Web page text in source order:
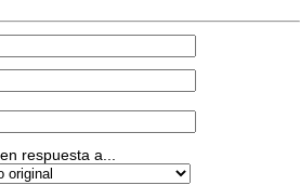
en respuesta a...